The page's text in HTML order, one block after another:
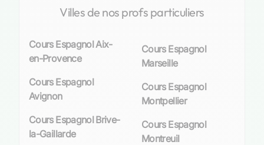
par un accompagnementsur mesure.
seulement une meilleure assimilation du
vocabulaire et des règles grammaticales, mais
encourage également la
lorsqu’il est question de prendre la parole en
public. Que ce soit pour une préparation aux
examens ou simplement pour améliorer ses
compétences générales en espagnol, Roanne
Villes de nos profs particuliers
Cours Espagnol Aix-
en-Provence
Cours Espagnol
Avignon
Cours Espagnol Brive-
la-Gaillarde
Cours Espagnol
Marseille
Cours Espagnol
Montpellier
Cours Espagnol
Montreuil